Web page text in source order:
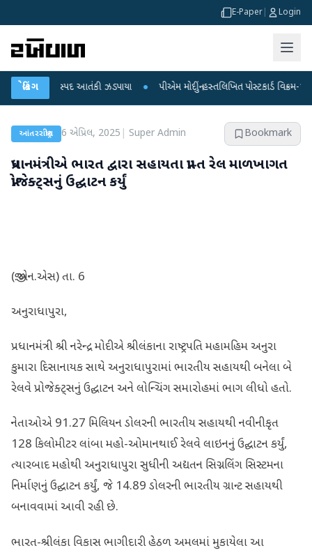
E-Paper Login
બ્રેકિંગ
5 શંકાસ્પદ આતંકી ઝડપાયા ● પીએમ મોદીનું હસ્તલિખિત પોસ્ટકાર્ડ વિક્રમ-1
આંતરરાષ્ટ્રીય 6 એપ્રિલ, 2025 Super Admin Bookmark
પ્રધાનમંત્રીએ ભારત દ્વારા સહાયતા પ્રાપ્ત રેલ માળખાગત
પ્રોજેક્ટ્સનું ઉદ્ઘાટન કર્યું
(જી.એન.એસ) તા. 6
અનુરાધાપુરા,
પ્રધાનમંત્રી શ્રી નરેન્દ્ર મોદીએ શ્રીલંકાના રાષ્ટ્રપતિ મહામહિમ અનુરા
કુમારા દિસાનાયક સાથે અનુરાધાપુરામાં ભારતીય સહાયથી બનેલા બે
રેલવે પ્રોજેક્ટ્સનું ઉદ્ઘાટન અને લોન્ચિંગ સમારોહમાં ભાગ લીધો હતો.
નેતાઓએ 91.27 મિલિયન ડોલરની ભારતીય સહાયથી નવીનીકૃત
128 કિલોમીટર લાંબા મહો-ઓમાનથાઈ રેલવે લાઇનનું ઉદ્ઘાટન કર્યું,
ત્યારબાદ મહોથી અનુરાધાપુરા સુધીની અદ્યતન સિગ્નલિંગ સિસ્ટમના
નિર્માણનું ઉદ્ઘાટન કર્યું, જે 14.89 ડોલરની ભારતીય ગ્રાન્ટ સહાયથી
બનાવવામાં આવી રહી છે.
ભારત-શ્રીલંકા વિકાસ ભાગીદારી હેઠળ અમલમાં મુકાયેલા આ